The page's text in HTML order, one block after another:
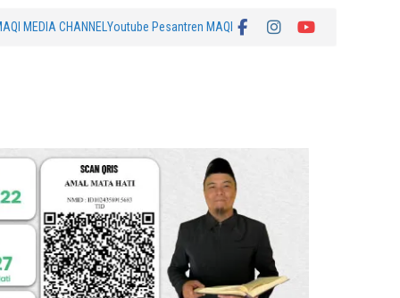
MEDIA CHANNEL Youtube Pesantren MAQI